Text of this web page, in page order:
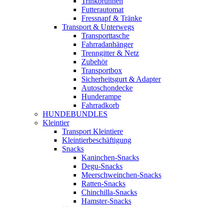
Futterautomat
Fressnapf & Tränke
Transport & Unterwegs
Transporttasche
Fahrradanhänger
Trenngitter & Netz
Zubehör
Transportbox
Sicherheitsgurt & Adapter
Autoschondecke
Hunderampe
Fahrradkorb
HUNDEBUNDLES
Kleintier
Transport Kleintiere
Kleintierbeschäftigung
Snacks
Kaninchen-Snacks
Degu-Snacks
Meerschweinchen-Snacks
Ratten-Snacks
Chinchilla-Snacks
Hamster-Snacks